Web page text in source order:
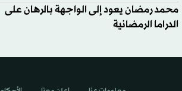
محمد رمضان يعود إلى الواجهة بالرهان على
الدراما الرمضانية